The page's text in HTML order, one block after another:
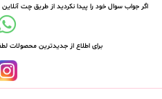
اگر جواب سوال خود را پیدا نکردید از طریق چت
برای اطلاع از جدیدترین محصولات